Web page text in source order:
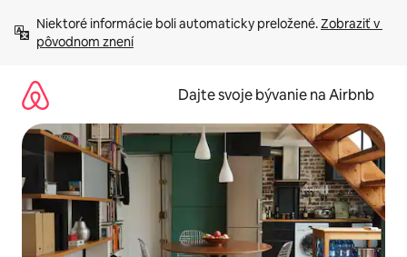
obsah.
Niektoré informácie boli automaticky preložené. Zobraziť v
pôvodnom znení
Dajte svoje bývanie na Airbnb